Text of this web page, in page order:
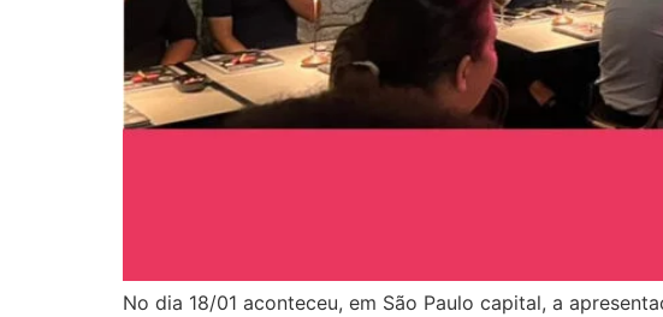
No dia 18/01 aconteceu, em São Paulo capital, a